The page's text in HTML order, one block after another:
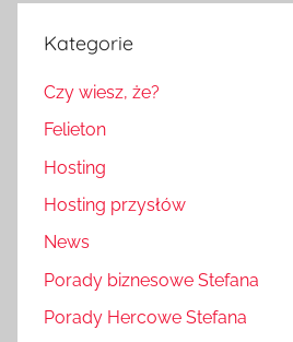
Kategorie
Czy wiesz, że?
Felieton
Hosting
Hosting przysłów
News
Porady biznesowe Stefana
Porady Hercowe Stefana